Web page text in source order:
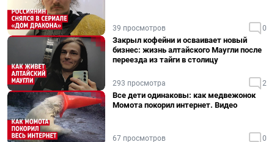
39 просмотров 0
Закрыл кофейни и осваивает новый
бизнес: жизнь алтайского Маугли после
переезда из тайги в столицу
293 просмотра 2
Все дети одинаковы: как медвежонок
Момота покорил интернет. Видео
67 просмотров 0